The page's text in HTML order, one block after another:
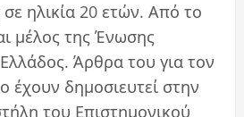
ηλικία 20 ετών. Από το
μέλος της Ένωσης
Άρθρα του για τον
έχουν δημοσιευτεί στην
του Επιστημονικού